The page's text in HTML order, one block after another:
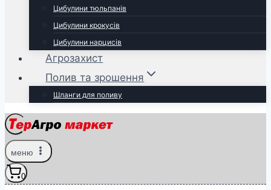
Цибулини тюльпанів
Цибулини крокусів
Цибулини нарцисів
Агрозахист
Полив та зрошення
Шланги для поливу
меню
0